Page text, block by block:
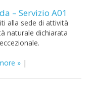
– Servizio A01
alla sede di attività
naturale dichiarata
|